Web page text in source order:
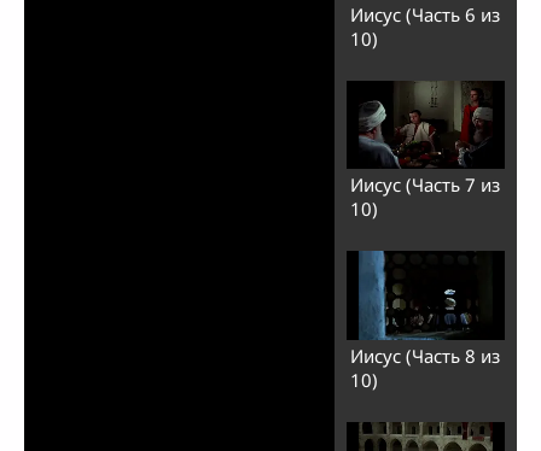
Иисус (Часть 6 из
10)
Иисус (Часть 7 из
10)
Иисус (Часть 8 из
10)